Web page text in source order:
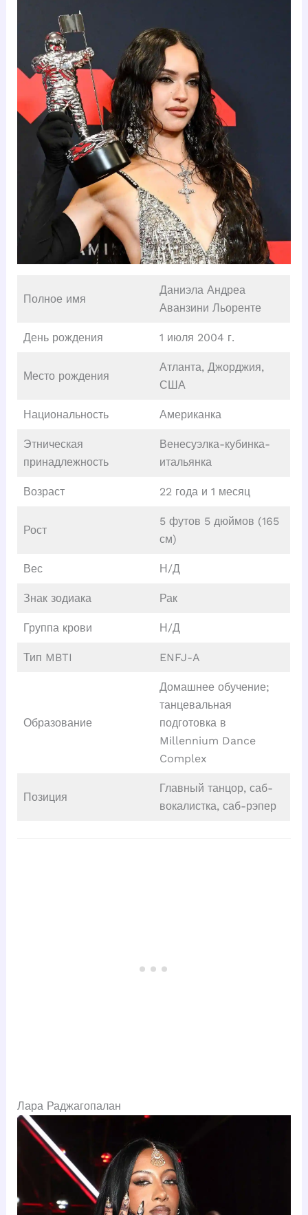
Полное имя
Даниэла Андреа
Аванзини Льоренте
День рождения 1 июля 2004 г.
Место рождения
Атланта, Джорджия,
США
Национальность Американка
Этническая
принадлежность
Венесуэлка-кубинка-
итальянка
Возраст 22 года и 1 месяц
Рост
5 футов 5 дюймов (165
см)
Вес Н/Д
Знак зодиака Рак
Группа крови Н/Д
Тип MBTI ENFJ-A
Образование
Домашнее обучение;
танцевальная
подготовка в
Millennium Dance
Complex
Позиция
Главный танцор, саб-
вокалистка, саб-рэпер
Лара Раджагопалан